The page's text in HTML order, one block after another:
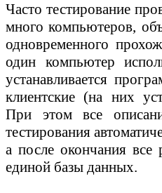
Часто тестирование
много компьютеров,
одновременного
один компьютер
устанавливается
клиентские (на них
При этом все
тестирования
а после окончания все
единой базы данных.